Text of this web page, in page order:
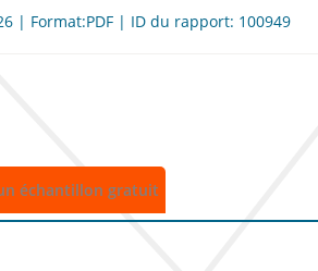
| Format:PDF | ID du rapport: 100949
échantillon gratuit